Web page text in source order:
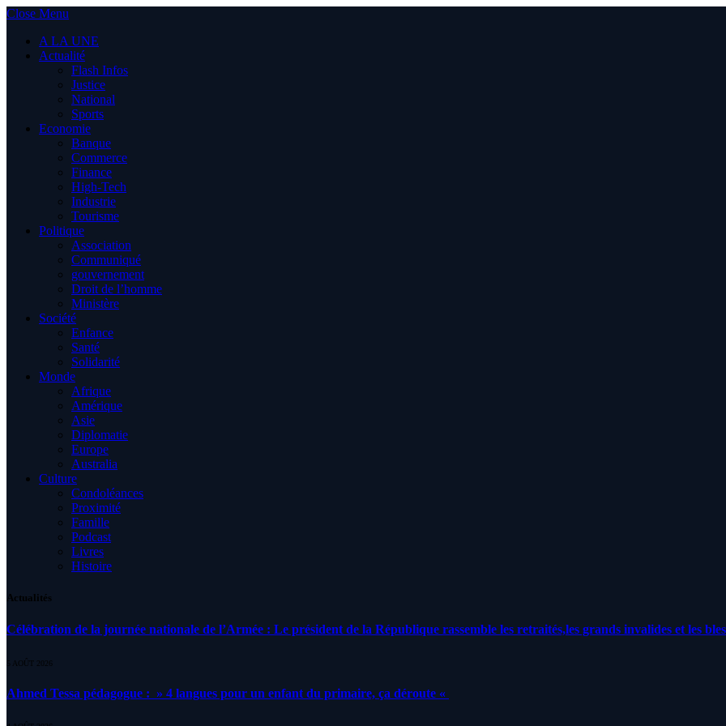
Close Menu
A LA UNE
Actualité
Flash Infos
Justice
National
Sports
Economie
Banque
Commerce
Finance
High-Tech
Industrie
Tourisme
Politique
Association
Communiqué
gouvernement
Droit de l’homme
Ministère
Société
Enfance
Santé
Solidarité
Monde
Afrique
Amérique
Asie
Diplomatie
Europe
Australia
Culture
Condoléances
Proximité
Famille
Podcast
Livres
Histoire
Actualités
Célébration de la journée nationale de l’Armée : Le président de la République rassemble les retraités,les grands invalides et les
5 AOÛT 2026
Ahmed Tessa pédagogue : » 4 langues pour un enfant du primaire, ça déroute «